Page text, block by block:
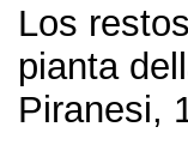
Los
pianta
Piranesi,